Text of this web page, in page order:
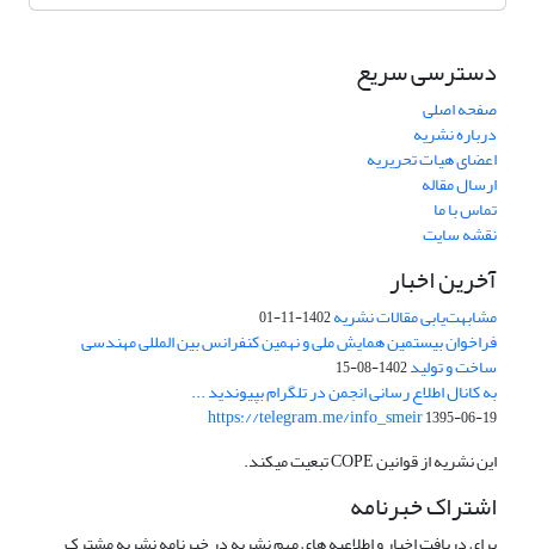
دسترسی سریع
صفحه اصلی
درباره نشریه
اعضای هیات تحریریه
ارسال مقاله
تماس با ما
نقشه سایت
آخرین اخبار
مشابهت‌یابی مقالات نشریه1402-11-01
فراخوان بیستمین همایش ملی و نهمین کنفرانس بین المللی مهندسی
ساخت و تولید1402-08-15
به کانال اطلاع رسانی انجمن در تلگرام بپیوندید ...
https://telegram.me/info_smeir1395-06-19
این نشریه از قوانین COPE تبعیت میکند.
اشتراک خبرنامه